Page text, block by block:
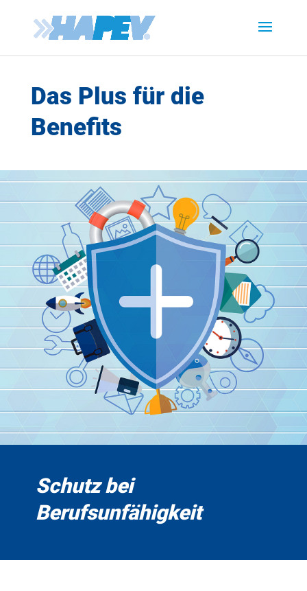
Das Plus für die
Benefits
Schutz bei
Berufsunfähigkeit